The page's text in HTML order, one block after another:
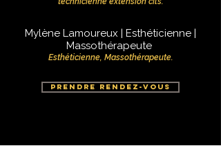
Mylène Lamoureux | Esthéticienne |
Massothérapeute
Esthéticienne, Massothérapeute.
PRENDRE RENDEZ-VOUS